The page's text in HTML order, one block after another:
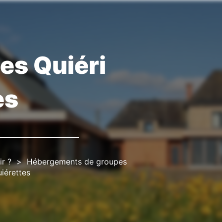
Quiéri
?
Hébergements de groupes